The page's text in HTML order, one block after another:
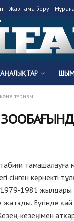
Жарнама беру
туризм
тамашалауға
сіңген
1981 жылдары
жатады. Бүгінде
кезеңімен